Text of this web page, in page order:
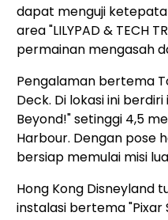
dapat menguji
area "LILYPAD & TECH
permainan mengasah
Pengalaman bertema
Deck. Di lokasi ini
Beyond!" setinggi 4,5
Harbour. Dengan pose
bersiap memulai misi
Hong Kong Disneyland
instalasi bertema